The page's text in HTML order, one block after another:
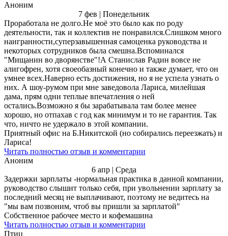
Аноним
7 фев | Понедельник
Проработала не долго.Не моё это было как по роду
деятельности, так и коллектив не понравился.Слишком много
наигранности,суперзавышенная самоценка руководства и
некоторых сотрудников была смешна.Вспоминался
"Мищанин во дворянстве"!А Станислав Радин вовсе не
алигофрен, хотя своеобазный конечно и также думает, что он
умнее всех.Наверно есть достижения, но я не успела узнать о
них. А шоу-румом при мне заведовола Лариса, милейшая
дама, прям одни теплые впечатления о ней
остались.Возможно я бы зарабатывала там более менее
хорошо, но отпахав с год как минимум и то не гарантия. Так
что, ничто не удержало в этой компании.
Приятный офис на Б.Никитской (но собирались переезжать) и
Лариса!
Читать полностью отзыв и комментарии
Аноним
6 апр | Среда
Задержки зарплаты -нормальная практика в данной компании,
руководство слышит только себя, при увольнении зарплату за
последний месяц не выплачивают, поэтому не ведитесь на
"мы вам позвоним, чтоб вы пришли за зарплатой"
Собственное рабочее место и кофемашина
Читать полностью отзыв и комментарии
Птиц